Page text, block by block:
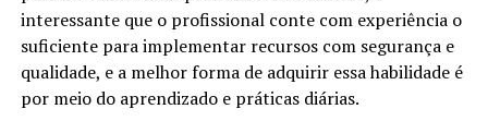
interessante que o profissional conte com experiência o
suficiente para implementar recursos com segurança e
qualidade, e a melhor forma de adquirir essa habilidade é
por meio do aprendizado e práticas diárias.